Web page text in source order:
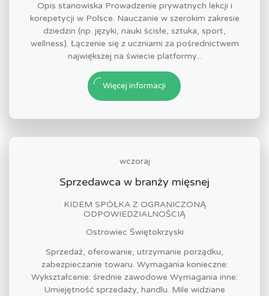
Opis stanowiska Prowadzenie prywatnych lekcji i
korepetycji w Polsce. Nauczanie w szerokim zakresie
dziedzin (np. języki, nauki ścisłe, sztuka, sport,
wellness). Łączenie się z uczniami za pośrednictwem
największej na świecie platformy...
Więcej informacji
wczoraj
Sprzedawca w branży mięsnej
KIDEM SPÓŁKA Z OGRANICZONĄ
ODPOWIEDZIALNOŚCIĄ
Ostrowiec Świętokrzyski
Sprzedaż, oferowanie, utrzymanie porządku,
zabezpieczanie towaru. Wymagania konieczne:
Wykształcenie: średnie zawodowe Wymagania inne:
Umiejętność sprzedaży, handlu. Mile widziane